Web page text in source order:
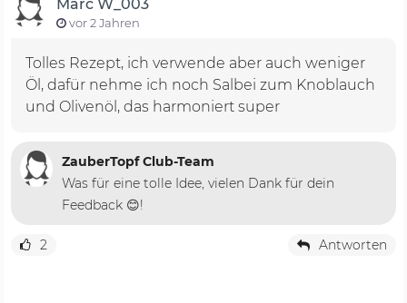
Marc W_003
vor 2 Jahren
Tolles Rezept, ich verwende aber auch weniger
Öl, dafür nehme ich noch Salbei zum Knoblauch
und Olivenöl, das harmoniert super
ZauberTopf Club-Team
Was für eine tolle Idee, vielen Dank für dein
Feedback 😊!
2 Antworten